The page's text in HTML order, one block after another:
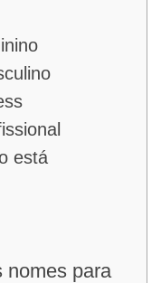
está
nomes para